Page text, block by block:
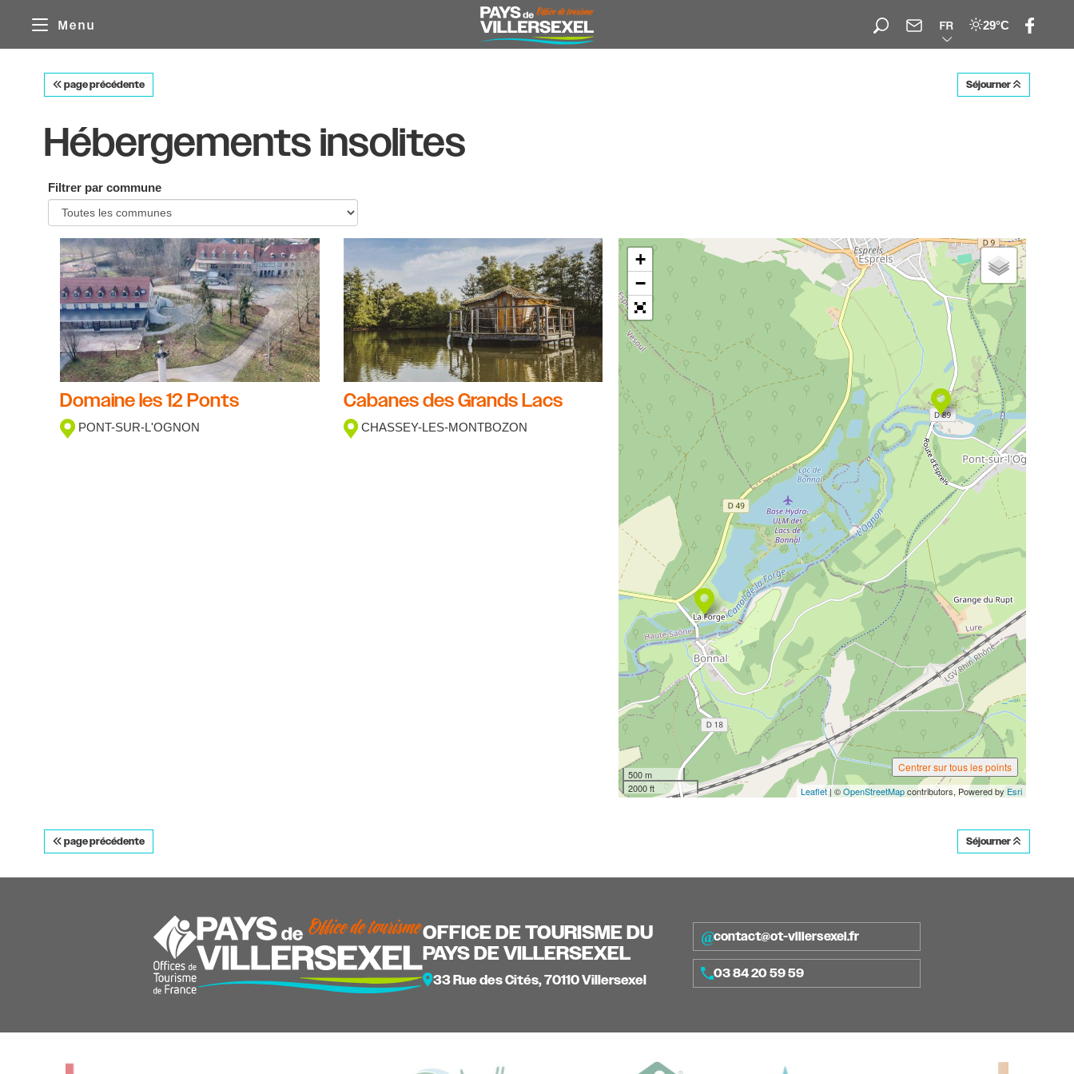
Menu FR 29°C
page précédente Séjourner
Hébergements insolites
Filtrer par commune
+
−
500 m
2000 ft
Centrer sur tous les points
Leaflet| ©OpenStreetMapcontributors, Powered by Esri
Domaine les 12 Ponts
PONT-SUR-L'OGNON
Cabanes des Grands Lacs
CHASSEY-LES-MONTBOZON
page précédente Séjourner
OFFICE DE TOURISME DU
PAYS DE VILLERSEXEL
33 Rue des Cités, 70110 Villersexel
contact@ot-villersexel.fr
03 84 20 59 59